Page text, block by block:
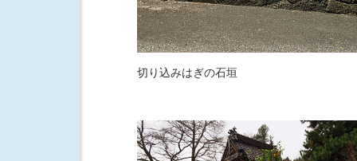
切り込みはぎの石垣